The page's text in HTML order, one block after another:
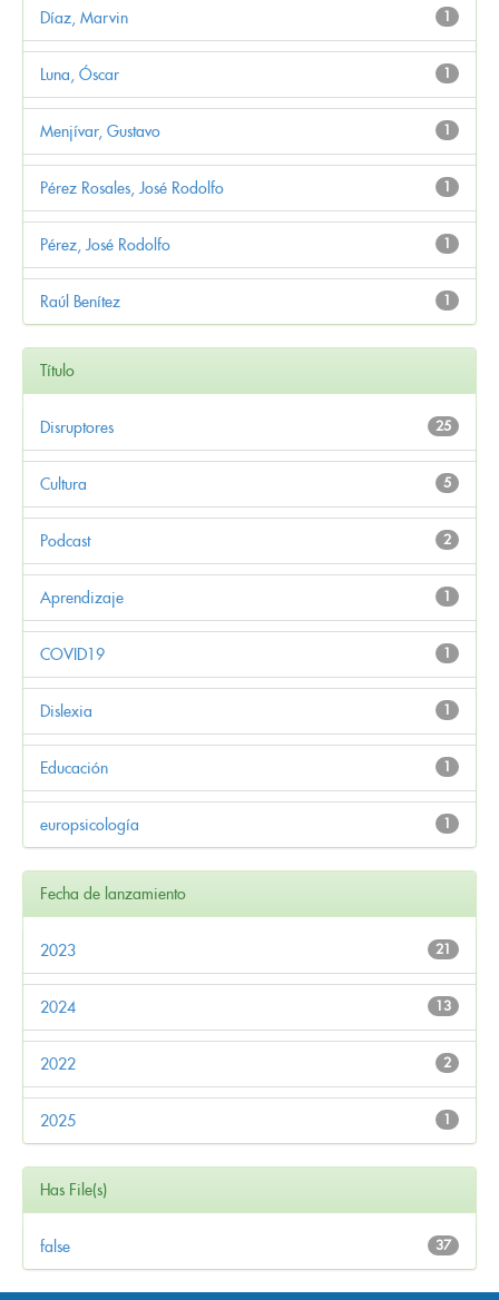
1
Díaz, Marvin
1
Luna, Óscar
1
Menjívar, Gustavo
1
Pérez Rosales, José Rodolfo
1
Pérez, José Rodolfo
1
Raúl Benítez
Título
25
Disruptores
5
Cultura
2
Podcast
1
Aprendizaje
1
COVID19
1
Dislexia
1
Educación
1
europsicología
Fecha de lanzamiento
21
2023
13
2024
2
2022
1
2025
Has File(s)
37
false